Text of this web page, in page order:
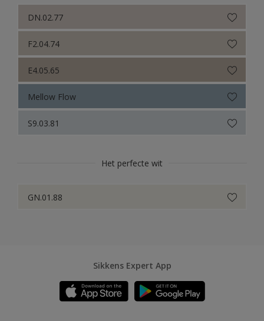
DN.02.77
F2.04.74
E4.05.65
Mellow Flow
S9.03.81
Het perfecte wit
GN.01.88
Sikkens Expert App